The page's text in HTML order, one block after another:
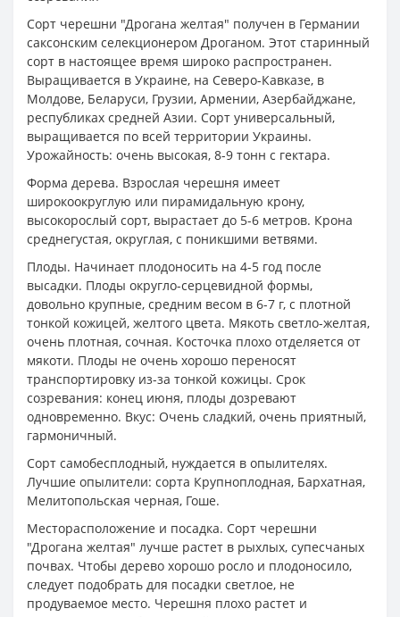
Сорт черешни "Дрогана желтая" получен в Германии
саксонским селекционером Дроганом. Этот старинный
сорт в настоящее время широко распространен.
Выращивается в Украине, на Северо-Кавказе, в
Молдове, Беларуси, Грузии, Армении, Азербайджане,
республиках средней Азии. Сорт универсальный,
выращивается по всей территории Украины.
Урожайность: очень высокая, 8-9 тонн с гектара.
Форма дерева. Взрослая черешня имеет
широкоокруглую или пирамидальную крону,
высокорослый сорт, вырастает до 5-6 метров. Крона
среднегустая, округлая, с поникшими ветвями.
Плоды. Начинает плодоносить на 4-5 год после
высадки. Плоды округло-серцевидной формы,
довольно крупные, средним весом в 6-7 г, с плотной
тонкой кожицей, желтого цвета. Мякоть светло-желтая,
очень плотная, сочная. Косточка плохо отделяется от
мякоти. Плоды не очень хорошо переносят
транспортировку из-за тонкой кожицы. Срок
созревания: конец июня, плоды дозревают
одновременно. Вкус: Очень сладкий, очень приятный,
гармоничный.
Сорт самобесплодный, нуждается в опылителях.
Лучшие опылители: сорта Крупноплодная, Бархатная,
Мелитопольская черная, Гоше.
Месторасположение и посадка. Сорт черешни
"Дрогана желтая" лучше растет в рыхлых, супесчаных
почвах. Чтобы дерево хорошо росло и плодоносило,
следует подобрать для посадки светлое, не
продуваемое место. Черешня плохо растет и